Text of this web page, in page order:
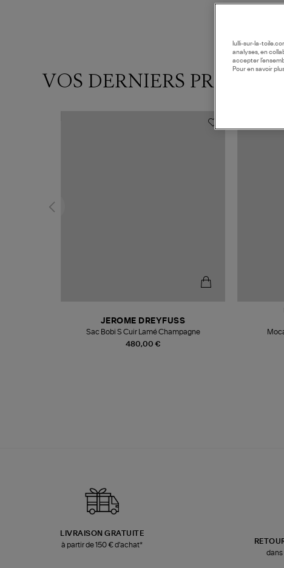
VOS DERNIERS
480,00 €
JEROME DREYFUSS
Sac Bobi S Cuir Lamé Champagne
LIVRAISON GRATUITE
à partir de 150 € d'achat*
dans
lulli-sur-la-
analyses, en
accepter
Pour en savoir